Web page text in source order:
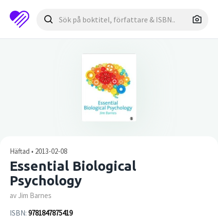
Häftad • 2013-02-08
Essential Biological
Psychology
av Jim Barnes
ISBN: 9781847875419